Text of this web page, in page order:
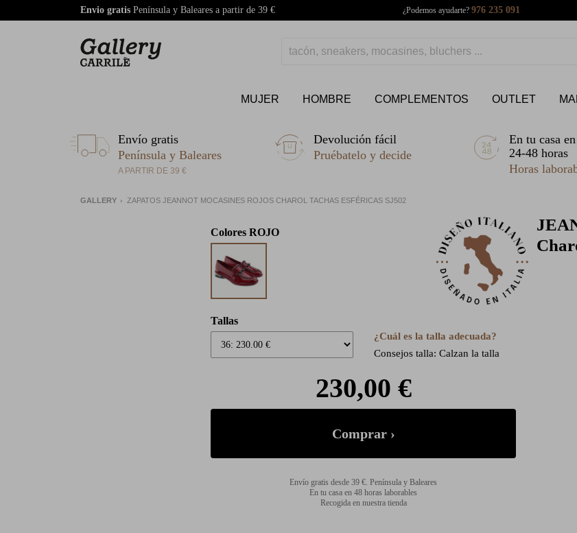
Envio gratis Península y Baleares a partir de 39 € ¿Podemos ayudarte? 976 235 091
MUJER HOMBRE COMPLEMENTOS OUTLET
Envío gratis
Península y Baleares
A PARTIR DE 39 €
Devolución fácil
Pruébatelo y decide
En tu casa en
24-48 horas
Horas
GALLERY ZAPATOS JEANNOT MOCASINES ROJOS CHAROL TACHAS ESFÉRICAS SJ502
Colores ROJO
Tallas
¿Cuál es la talla adecuada?
Consejos talla: Calzan la talla
230,00 €
Envío gratis desde 39 €. Península y Baleares
En tu casa en 48 horas laborables
Recogida en nuestra tienda